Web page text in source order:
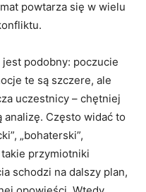
powtarza się w wielu
podobny: poczucie
te są szczere, ale
uczestnicy – chętniej
analizę. Często widać to
„bohaterski”,
takie przymiotniki
schodzi na dalszy plan,